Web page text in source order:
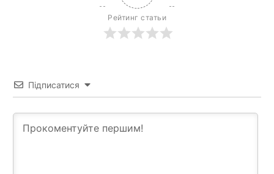
Рейтинг статьи
Підписатися